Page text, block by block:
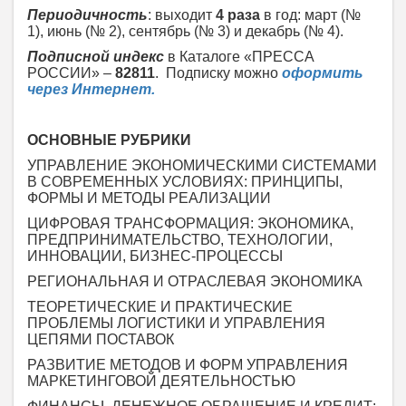
Периодичность: выходит 4 раза в год: март (№
1), июнь (№ 2), сентябрь (№ 3) и декабрь (№ 4).
Подписной индекс в Каталоге «ПРЕССА
РОССИИ» – 82811. Подписку можно оформить
через Интернет.
ОСНОВНЫЕ РУБРИКИ
УПРАВЛЕНИЕ ЭКОНОМИЧЕСКИМИ СИСТЕМАМИ
В СОВРЕМЕННЫХ УСЛОВИЯХ: ПРИНЦИПЫ,
ФОРМЫ И МЕТОДЫ РЕАЛИЗАЦИИ
ЦИФРОВАЯ ТРАНСФОРМАЦИЯ: ЭКОНОМИКА,
ПРЕДПРИНИМАТЕЛЬСТВО, ТЕХНОЛОГИИ,
ИННОВАЦИИ, БИЗНЕС-ПРОЦЕССЫ
РЕГИОНАЛЬНАЯ И ОТРАСЛЕВАЯ ЭКОНОМИКА
ТЕОРЕТИЧЕСКИЕ И ПРАКТИЧЕСКИЕ
ПРОБЛЕМЫ ЛОГИСТИКИ И УПРАВЛЕНИЯ
ЦЕПЯМИ ПОСТАВОК
РАЗВИТИЕ МЕТОДОВ И ФОРМ УПРАВЛЕНИЯ
МАРКЕТИНГОВОЙ ДЕЯТЕЛЬНОСТЬЮ